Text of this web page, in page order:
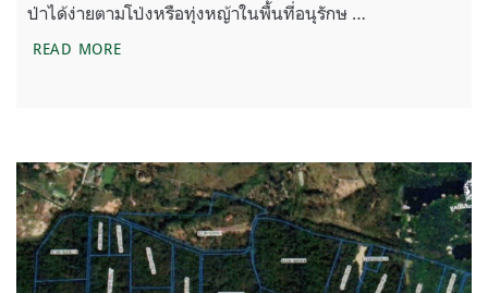
ป่าได้ง่ายตามโป่งหรือทุ่งหญ้าในพื้นที่อนุรักษ …
READ MOREเยี่ยมบ้านของสัตว์ป่าโดยไม่ทำร้ายสัตว์ป่า